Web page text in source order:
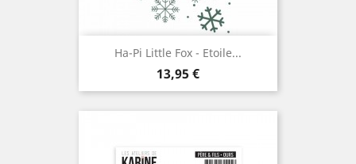
Ha-Pi Little Fox - Etoile...
Prix
13,95 €